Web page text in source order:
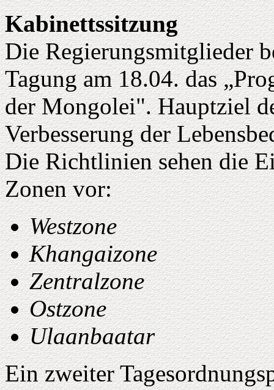
Kabinettssitzung
Die Regierungsmitglieder
Tagung am 18.04. das
der Mongolei". Hauptziel
Verbesserung der
Die Richtlinien sehen die
Zonen vor:
Westzone
Khangaizone
Zentralzone
Ostzone
Ulaanbaatar
Ein zweiter